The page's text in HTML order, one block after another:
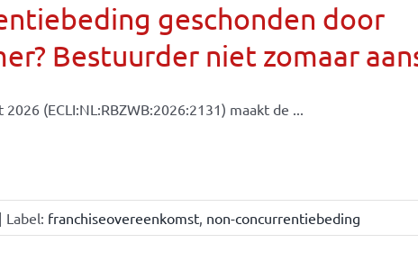
geschonden door
Bestuurder niet zomaar
(ECLI:NL:RBZWB:2026:2131) maakt de ...
| Label: franchiseovereenkomst, non-concurrentiebeding